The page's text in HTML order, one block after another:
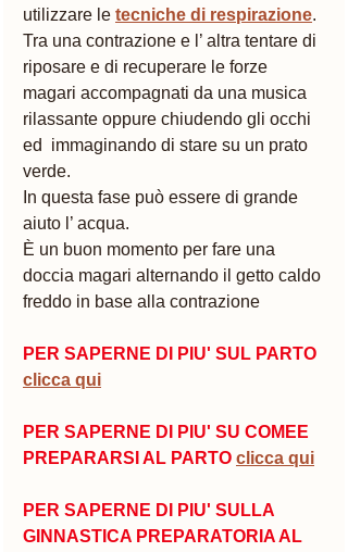
utilizzare le tecniche di respirazione.
Tra una contrazione e l’ altra tentare di
riposare e di recuperare le forze
magari accompagnati da una musica
rilassante oppure chiudendo gli occhi
ed  immaginando di stare su un prato
verde.
In questa fase può essere di grande
aiuto l’ acqua.
È un buon momento per fare una
doccia magari alternando il getto caldo
freddo in base alla contrazione
PER SAPERNE DI PIU' SUL PARTO
clicca qui
PER SAPERNE DI PIU' SU COMEE
PREPARARSI AL PARTO clicca qui
PER SAPERNE DI PIU' SULLA
GINNASTICA PREPARATORIA AL